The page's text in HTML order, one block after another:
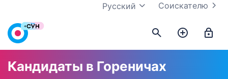
Соискателю
Русский
Кандидаты в Гореничах